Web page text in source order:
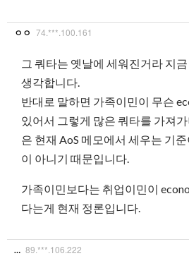
ㅇㅇ 74.***.100.161
그 쿼타는 옛날에 세워진거라 지
생각합니다.
반대로 말하면 가족이민이 무슨
있어서 그렇게 많은 쿼타를 가져
은 현재 AoS 메모에서 세우는 기
이 아니기 때문입니다.
가족이민보다는 취업이민이
다는게 현재 정론입니다.
… 89.***.106.222